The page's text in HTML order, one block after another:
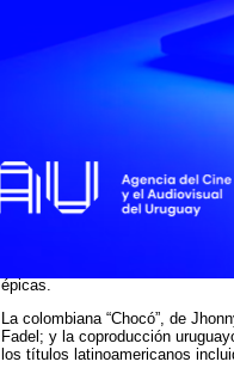
Coproducida entre la española
junto con la alemana Razor Film
Kaplan” es el segundo largo de
película seleccionadas para la
Kaplan” recibió apoyo también
Brandenburg, además de
Para el rodaje, Brechner se
épicas.
La colombiana “Chocó”, de
Fadel; y la coproducción
los títulos latinoamericanos